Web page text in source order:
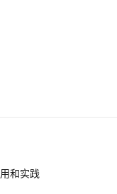
运用 | 公
和实践